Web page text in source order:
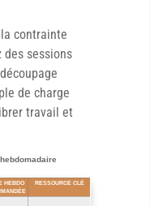
contrainte
sessions
de charge
travail et
HEBDO
RESSOURCE CLÉ